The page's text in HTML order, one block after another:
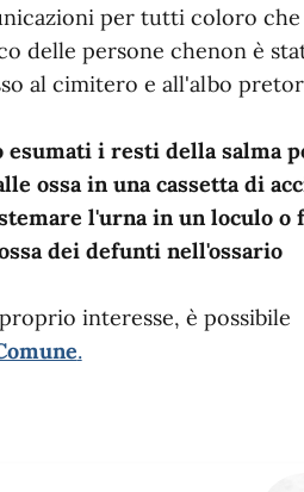
per tutti coloro
delle persone chenon è
al cimitero e all'albo
i resti della salma
ossa in una cassetta di
l'urna in un loculo o
dei defunti nell'ossario
interesse, è possibile
.